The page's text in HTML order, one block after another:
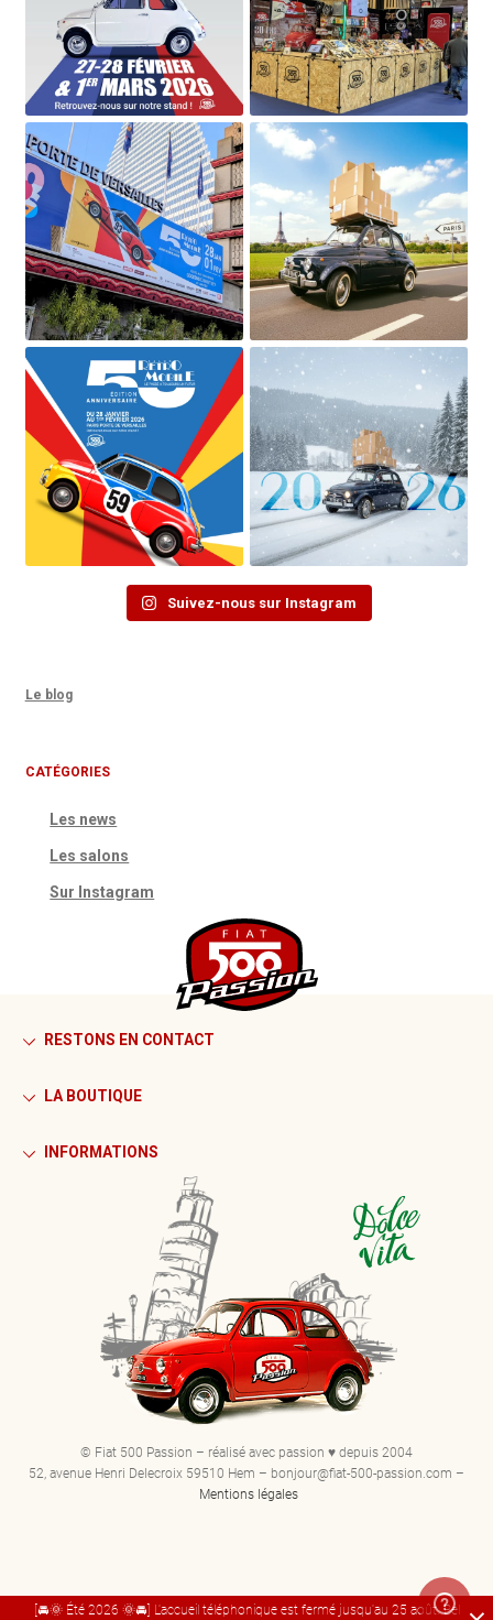
Suivez-nous sur Instagram
Le blog
CATÉGORIES
Les news
Les salons
Sur Instagram
RESTONS EN CONTACT
LA BOUTIQUE
INFORMATIONS
© Fiat 500 Passion – réalisé avec passion ♥ depuis 2004
52, avenue Henri Delecroix 59510 Hem – bonjour@fiat-500-passion.com –
Mentions légales
[🚘🌞 Été 2026 🌞🚘] L'accueil téléphonique est fermé jusqu'au 25 août. Bel